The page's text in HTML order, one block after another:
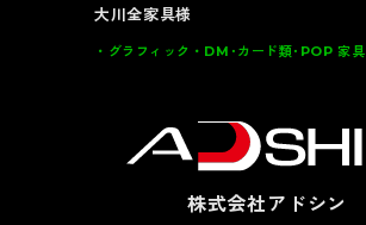
大川全家具様
グラフィック DM･カード類･POP 家具
株式会社アドシン